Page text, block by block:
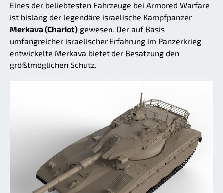
Eines der beliebtesten Fahrzeuge bei Armored Warfare
ist bislang der legendäre israelische Kampfpanzer
Merkava (Chariot) gewesen. Der auf Basis
umfangreicher israelischer Erfahrung im Panzerkrieg
entwickelte Merkava bietet der Besatzung den
größtmöglichen Schutz.